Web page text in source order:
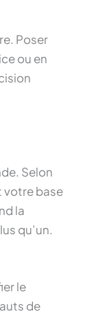
Poser
ou en
Selon
votre base
la
qu’un.
le
de